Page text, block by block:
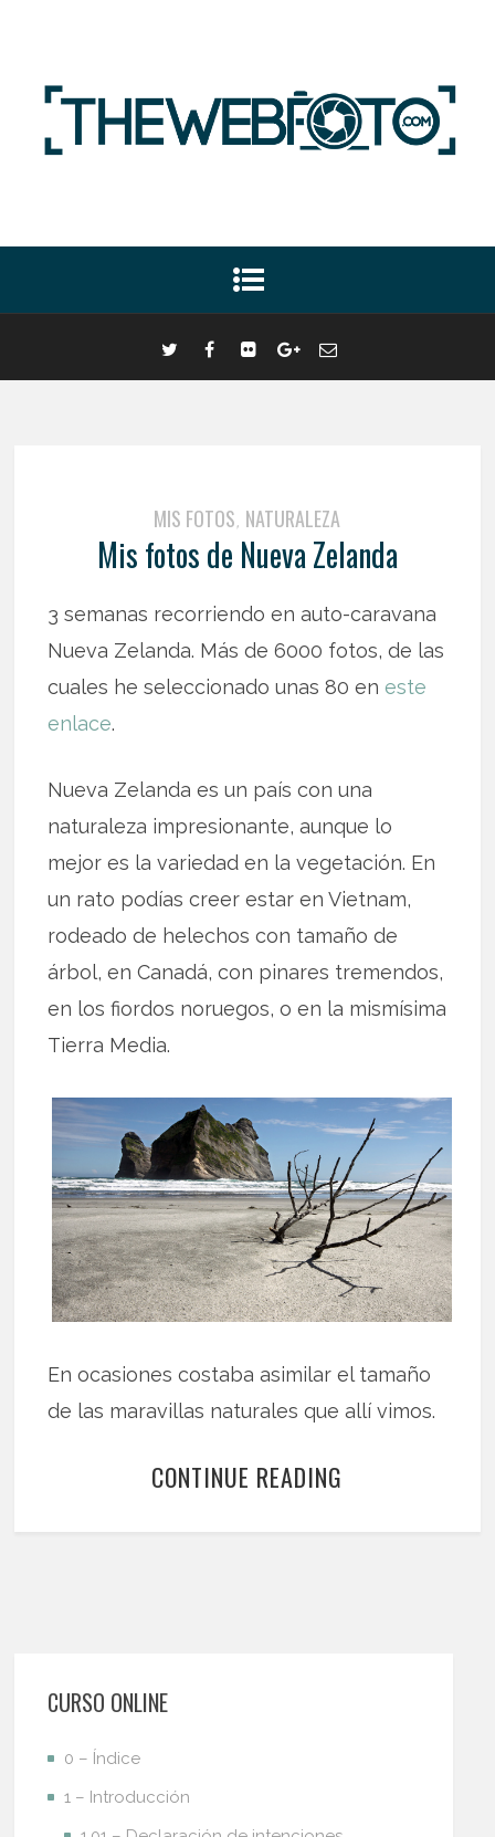
MIS FOTOS, NATURALEZA
Mis fotos de Nueva Zelanda
3 semanas recorriendo en auto-caravana
Nueva Zelanda. Más de 6000 fotos, de las
cuales he seleccionado unas 80 en este
enlace.
Nueva Zelanda es un país con una
naturaleza impresionante, aunque lo
mejor es la variedad en la vegetación. En
un rato podías creer estar en Vietnam,
rodeado de helechos con tamaño de
árbol, en Canadá, con pinares tremendos,
en los fiordos noruegos, o en la mismísima
Tierra Media.
En ocasiones costaba asimilar el tamaño
de las maravillas naturales que allí vimos.
CONTINUE READING
CURSO ONLINE
0 – Índice
1 – Introducción